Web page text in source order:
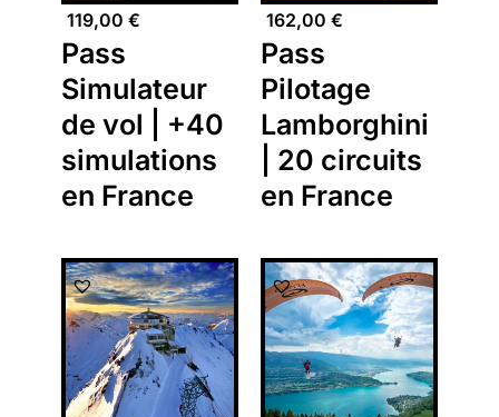
119,00 €
Pass
Simulateur
de vol | +40
simulations
en France
162,00 €
Pass
Pilotage
Lamborghini
| 20 circuits
en France